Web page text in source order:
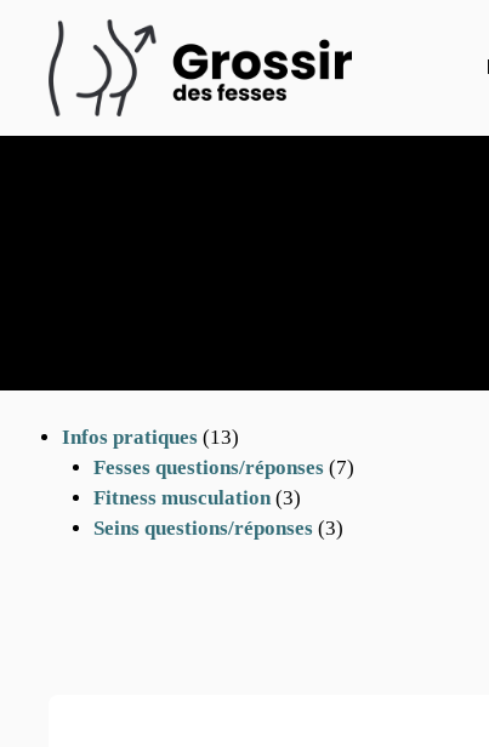
contenu
Infos pratiques (13)
Fesses questions/réponses(7)
Fitness musculation(3)
Seins questions/réponses(3)